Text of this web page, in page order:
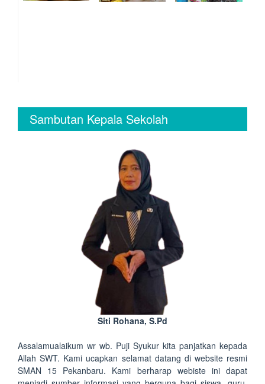
Sambutan Kepala Sekolah
Siti Rohana, S.Pd
Assalamualaikum wr wb. Puji Syukur kita panjatkan kepada
Allah SWT. Kami ucapkan selamat datang di website resmi
SMAN 15 Pekanbaru. Kami berharap webiste ini dapat